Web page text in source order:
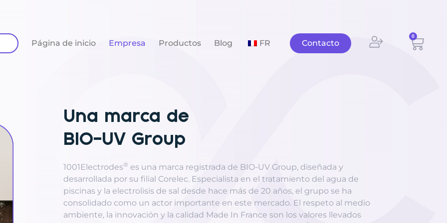
Página de inicio Empresa Productos Blog FR Contacto
0
Una marca de
BIO-UV Group
1001Electrodes® es una marca registrada de BIO-UV Group, diseñada y
desarrollada por su filial Corelec. Especialista en el tratamiento del agua de
piscinas y la electrolisis de sal desde hace más de 20 años, el grupo se ha
consolidado como un actor importante en este mercado. El respeto al medio
ambiente, la innovación y la calidad Made In France son los valores llevados